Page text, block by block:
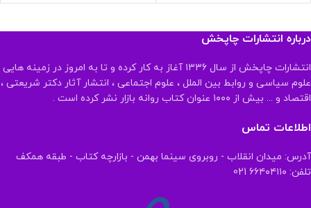
درباره انتشارات چاپخش
انتشارات چاپخش از سال ۱۳۳۶ آغاز به کار کرده و تا به امروز در زمینه هایی
علوم سیاسی و روابط بین الملل ، علوم اجتماعی ، انتشار آثار دکتر شریعتی ،
اقتصاد و ... بیش از ۱۰۰۰ عنوان کتاب روانه بازار نشر کرده است .
اطلاعات تماس
آدرس: میدان انقلاب - روبروی سینما بهمن - بازارچه کتاب - طبقه همکف
تلفن: ۶۶۴۰۴۱۱۰ 021